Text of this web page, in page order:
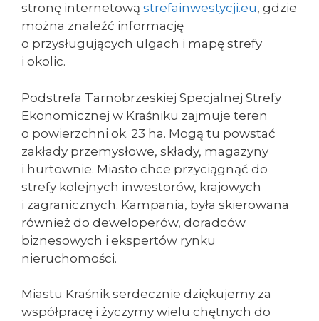
stronę internetową strefainwestycji.eu, gdzie
można znaleźć informację
o przysługujących ulgach i mapę strefy
i okolic.
Podstrefa Tarnobrzeskiej Specjalnej Strefy
Ekonomicznej w Kraśniku zajmuje teren
o powierzchni ok. 23 ha. Mogą tu powstać
zakłady przemysłowe, składy, magazyny
i hurtownie. Miasto chce przyciągnąć do
strefy kolejnych inwestorów, krajowych
i zagranicznych. Kampania, była skierowana
również do deweloperów, doradców
biznesowych i ekspertów rynku
nieruchomości.
Miastu Kraśnik serdecznie dziękujemy za
współpracę i życzymy wielu chętnych do